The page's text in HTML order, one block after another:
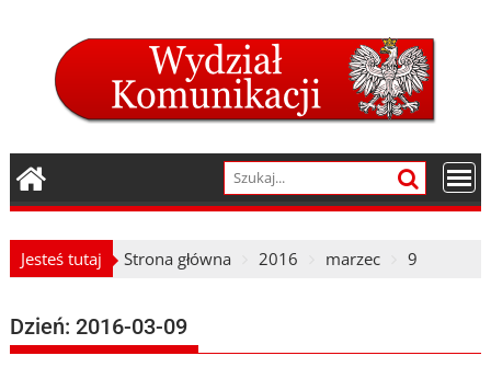
Jesteś tutaj Strona główna 2016 marzec 9
Dzień:2016-03-09